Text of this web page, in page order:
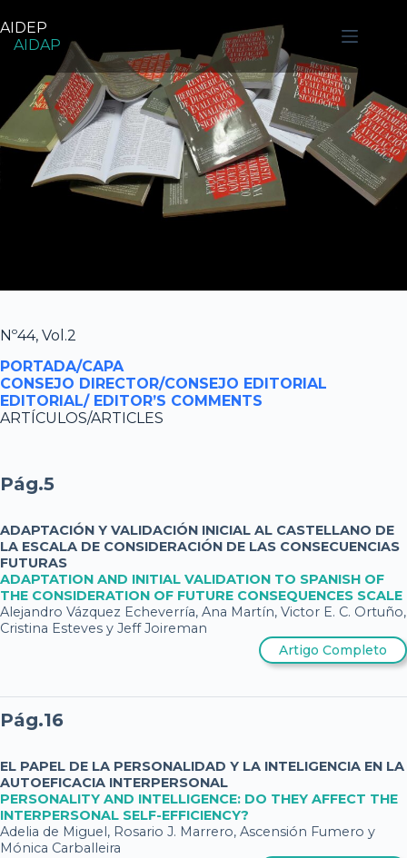
para
conteúdo
AIDEP
AIDAP
Nº44, Vol.2
PORTADA/CAPA
CONSEJO DIRECTOR/CONSEJO EDITORIAL
EDITORIAL/ EDITOR’S COMMENTS
ARTÍCULOS/ARTICLES
Pág.5
ADAPTACIÓN Y VALIDACIÓN INICIAL AL CASTELLANO DE
LA ESCALA DE CONSIDERACIÓN DE LAS CONSECUENCIAS
FUTURAS
ADAPTATION AND INITIAL VALIDATION TO SPANISH OF
THE CONSIDERATION OF FUTURE CONSEQUENCES SCALE
Alejandro Vázquez Echeverría, Ana Martín, Victor E. C. Ortuño,
Cristina Esteves y Jeff Joireman
Artigo Completo
Pág.16
EL PAPEL DE LA PERSONALIDAD Y LA INTELIGENCIA EN LA
AUTOEFICACIA INTERPERSONAL
PERSONALITY AND INTELLIGENCE: DO THEY AFFECT THE
INTERPERSONAL SELF-EFFICIENCY?
Adelia de Miguel, Rosario J. Marrero, Ascensión Fumero y
Mónica Carballeira